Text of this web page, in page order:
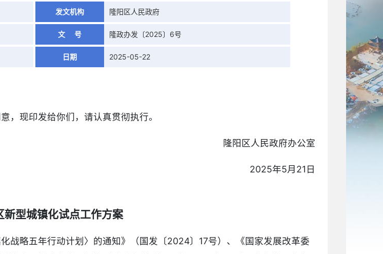
发文机构 隆阳区人民政府
文 号 隆政办发〔2025〕6号
日期 2025-05-22
，现印发给你们，请认真贯彻执行。
隆阳区人民政府办公室
2025年5月21日
新型城镇化试点工作方案
战略五年行动计划〉的通知》（国发〔2024〕17号）、《国家发展改革委